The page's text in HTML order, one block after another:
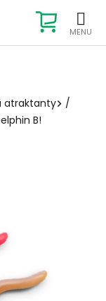
KOŠÍK
atraktanty
/
B!